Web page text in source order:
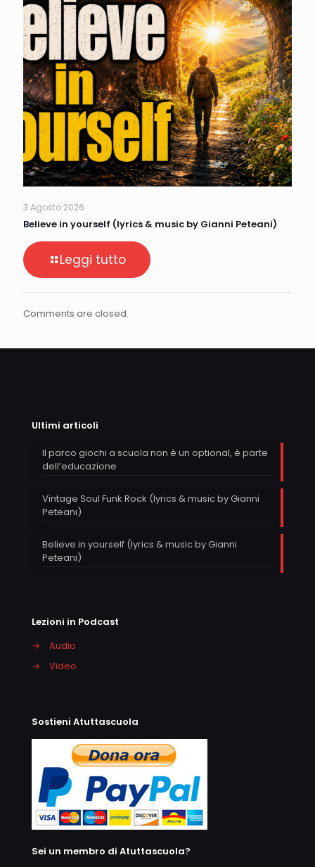
3 Agosto 2026
Believe in yourself (lyrics & music by Gianni Peteani)
Leggi tutto
Comments are closed.
Ultimi articoli
Il parco giochi a scuola non è un optional, è parte
dell’educazione
Vintage Soul Funk Rock (lyrics & music by Gianni
Peteani)
Believe in yourself (lyrics & music by Gianni
Peteani)
Lezioni in Podcast
→
Audio
→
Video
Sostieni Atuttascuola
Sei un membro di Atuttascuola?